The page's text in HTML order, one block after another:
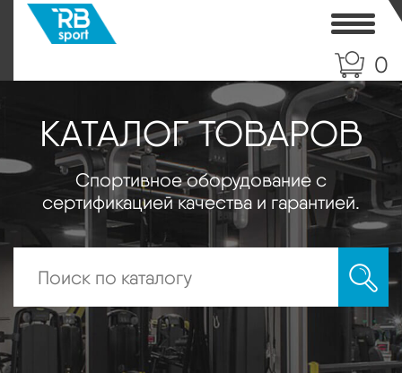
0
КАТАЛОГ ТОВАРОВ
Спортивное оборудование с
сертификацией качества и гарантией.